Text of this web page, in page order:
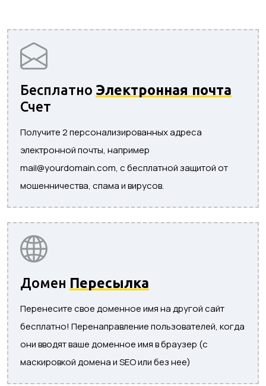
Бесплатно Электронная почта
Счет
Получите 2 персонализированных адреса
электронной почты, например
mail@yourdomain.com, с бесплатной защитой от
мошенничества, спама и вирусов.
Домен Пересылка
Перенесите свое доменное имя на другой сайт
бесплатно! Перенаправление пользователей, когда
они вводят ваше доменное имя в браузер (с
маскировкой домена и SEO или без нее)